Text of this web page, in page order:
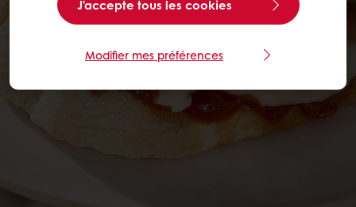
J'accepte tous les cookies
Modifier mes préférences